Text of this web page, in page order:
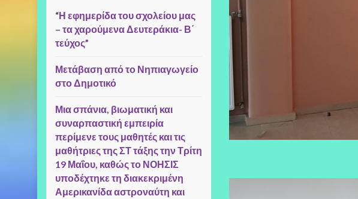
“Η εφημερίδα του σχολείου μας
– τα χαρούμενα Δευτεράκια- Β΄
τεύχος”
Μετάβαση από το Νηπιαγωγείο
στο Δημοτικό
Μια σπάνια, βιωματική και
συναρπαστική εμπειρία
περίμενε τους μαθητές και τις
μαθήτριες της ΣΤ τάξης την Τρίτη
19 Μαΐου, καθώς το ΝΟΗΣΙΣ
υποδέχτηκε τη διακεκριμένη
Αμερικανίδα αστροναύτη και